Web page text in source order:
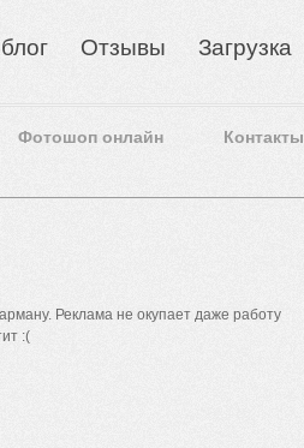
Отзывы Загрузка
Фотошоп онлайн Контакты
Реклама не окупает даже работу
:(